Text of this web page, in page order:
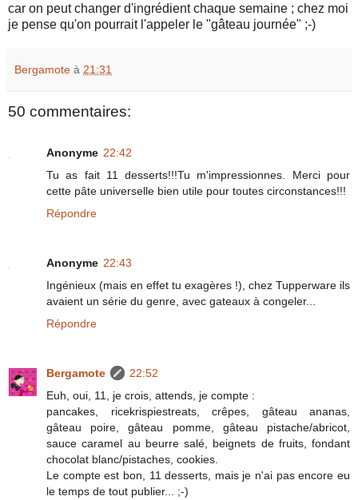
car on peut changer d'ingrédient chaque semaine ; chez moi
je pense qu'on pourrait l'appeler le "gâteau journée" ;-)
Bergamote à 21:31
50 commentaires:
Anonyme 22:42
Tu as fait 11 desserts!!!Tu m'impressionnes. Merci pour
cette pâte universelle bien utile pour toutes circonstances!!!
Répondre
Anonyme 22:43
Ingénieux (mais en effet tu exagères !), chez Tupperware ils
avaient un série du genre, avec gateaux à congeler...
Répondre
Bergamote
22:52
Euh, oui, 11, je crois, attends, je compte :
pancakes, ricekrispiestreats, crêpes, gâteau ananas,
gâteau poire, gâteau pomme, gâteau pistache/abricot,
sauce caramel au beurre salé, beignets de fruits, fondant
chocolat blanc/pistaches, cookies.
Le compte est bon, 11 desserts, mais je n'ai pas encore eu
le temps de tout publier... ;-)